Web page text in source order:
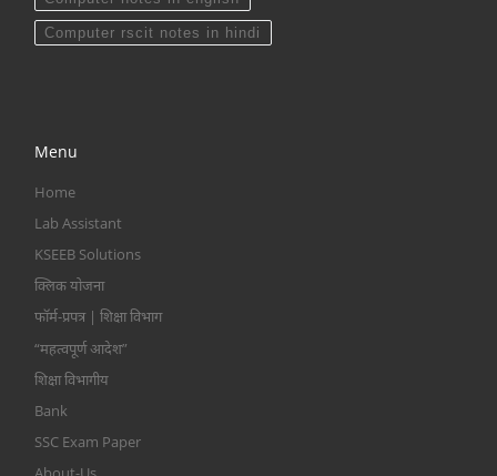
Computer rscit notes in hindi
Menu
Home
Lab Assistant
KSEEB Solutions
क्लिक योजना
फॉर्म-प्रपत्र | शिक्षा विभाग
“महत्वपूर्ण आदेश”
शिक्षा विभागीय
Bank
SSC Exam Paper